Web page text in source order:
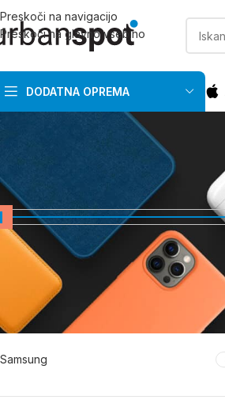
Preskoči na navigacijo
Preskoči na glavno vsebino
DODATNA OPREMA
CENA
FILTRIRAJ
Cena:10 € —40 €
PRIMERNO ZA PROIZVAJALCA
Samsung